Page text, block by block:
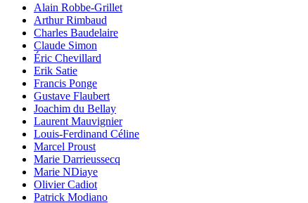
Alain Robbe-Grillet
Arthur Rimbaud
Charles Baudelaire
Claude Simon
Éric Chevillard
Erik Satie
Francis Ponge
Gustave Flaubert
Joachim du Bellay
Laurent Mauvignier
Louis-Ferdinand Céline
Marcel Proust
Marie Darrieussecq
Marie NDiaye
Olivier Cadiot
Patrick Modiano